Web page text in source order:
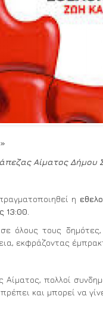
Αίματος Δήμου
η
13:00.
όλους τους
εκφράζοντας
πολλοί
πρέπει και μπορεί να